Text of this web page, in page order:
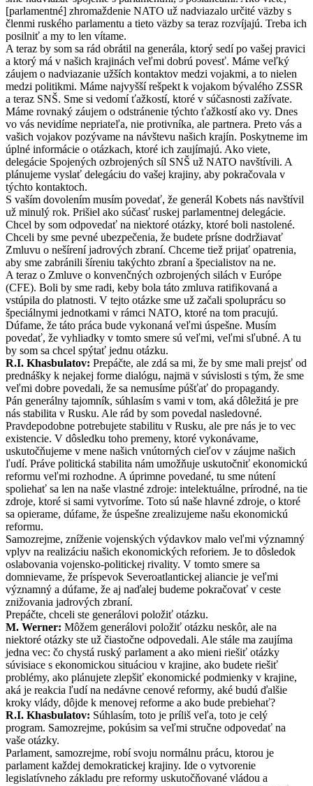
[parlamentné] zhromaždenie NATO už nadviazalo určité väzby s
členmi ruského parlamentu a tieto väzby sa teraz rozvíjajú. Treba ich
posilniť a my to len vítame.
A teraz by som sa rád obrátil na generála, ktorý sedí po vašej pravici
a ktorý má v našich krajinách veľmi dobrú povesť. Máme veľký
záujem o nadviazanie užších kontaktov medzi vojakmi, a to nielen
medzi politikmi. Máme najvyšší rešpekt k vojakom bývalého ZSSR
a teraz SNŠ. Sme si vedomí ťažkostí, ktoré v súčasnosti zažívate.
Máme rovnaký záujem o odstránenie týchto ťažkostí ako vy. Dnes
vo vás nevidíme nepriateľa, nie protivníka, ale partnera. Preto vás a
vašich vojakov pozývame na návštevu našich krajín. Poskytneme im
úplné informácie o otázkach, ktoré ich zaujímajú. Ako viete,
delegácie Spojených ozbrojených síl SNŠ už NATO navštívili. A
plánujeme vyslať delegáciu do vašej krajiny, aby pokračovala v
týchto kontaktoch.
S vaším dovolením musím povedať, že generál Kobets nás navštívil
už minulý rok. Prišiel ako súčasť ruskej parlamentnej delegácie.
Chcel by som odpovedať na niektoré otázky, ktoré boli nastolené.
Chceli by sme pevné ubezpečenia, že budete prísne dodržiavať
Zmluvu o nešírení jadrových zbraní. Chceme tiež prijať opatrenia,
aby sme zabránili šíreniu takýchto zbraní a špecialistov na ne.
A teraz o Zmluve o konvenčných ozbrojených silách v Európe
(CFE). Boli by sme radi, keby bola táto zmluva ratifikovaná a
vstúpila do platnosti. V tejto otázke sme už začali spoluprácu so
špeciálnymi jednotkami v rámci NATO, ktoré na tom pracujú.
Dúfame, že táto práca bude vykonaná veľmi úspešne. Musím
povedať, že vyhliadky v tomto smere sú veľmi, veľmi sľubné. A tu
by som sa chcel spýtať jednu otázku.
R.I. Khasbulatov: Prepáčte, ale zdá sa mi, že by sme mali prejsť od
prednášky k nejakej forme dialógu, najmä v súvislosti s tým, že sme
veľmi dobre povedali, že sa nemusíme púšťať do propagandy.
Pán generálny tajomník, súhlasím s vami v tom, aká dôležitá je pre
nás stabilita v Rusku. Ale rád by som povedal nasledovné.
Pravdepodobne potrebujete stabilitu v Rusku, ale pre nás je to vec
existencie. V dôsledku toho premeny, ktoré vykonávame,
uskutočňujeme v mene našich vnútorných cieľov v záujme našich
ľudí. Práve politická stabilita nám umožňuje uskutočniť ekonomickú
reformu veľmi rozhodne. A úprimne povedané, tu sme nútení
spoliehať sa len na naše vlastné zdroje: intelektuálne, prírodné, na tie
zdroje, ktoré si sami vytvoríme. Toto sú naše hlavné zdroje, o ktoré
sa opierame, dúfame, že úspešne zrealizujeme našu ekonomickú
reformu.
Samozrejme, zníženie vojenských výdavkov malo veľmi významný
vplyv na realizáciu našich ekonomických reforiem. Je to dôsledok
oslabovania vojensko-politickej rivality. V tomto smere sa
domnievame, že príspevok Severoatlantickej aliancie je veľmi
významný a dúfame, že aj naďalej budeme pokračovať v ceste
znižovania jadrových zbraní.
Prepáčte, chceli ste generálovi položiť otázku.
M. Werner: Môžem generálovi položiť otázku neskôr, ale na
niektoré otázky ste už čiastočne odpovedali. Ale stále ma zaujíma
jedna vec: čo chystá ruský parlament a ako mieni riešiť otázky
súvisiace s ekonomickou situáciou v krajine, ako budete riešiť
problémy, ako plánujete zlepšiť ekonomické podmienky v krajine,
aká je reakcia ľudí na nedávne cenové reformy, aké budú ďalšie
kroky vlády, dôjde k menovej reforme a ako bude prebiehať?
R.I. Khasbulatov: Súhlasím, toto je príliš veľa, toto je celý
program. Samozrejme, pokúsim sa veľmi stručne odpovedať na
vaše otázky.
Parlament, samozrejme, robí svoju normálnu prácu, ktorou je
parlament každej demokratickej krajiny. Ide o vytvorenie
legislatívneho základu pre reformy uskutočňované vládou a